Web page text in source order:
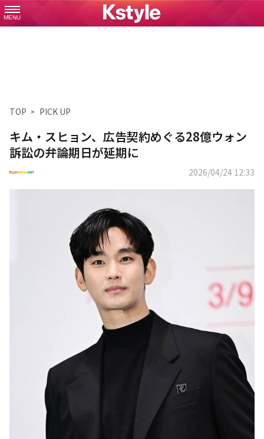
MENU
TOP PICK UP
キム・スヒョン、広告契約めぐる28億ウォン
訴訟の弁論期日が延期に
2026/04/24 12:33